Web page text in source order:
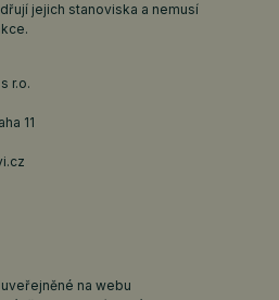
jejich stanoviska a nemusí
r.o.
11
na webu